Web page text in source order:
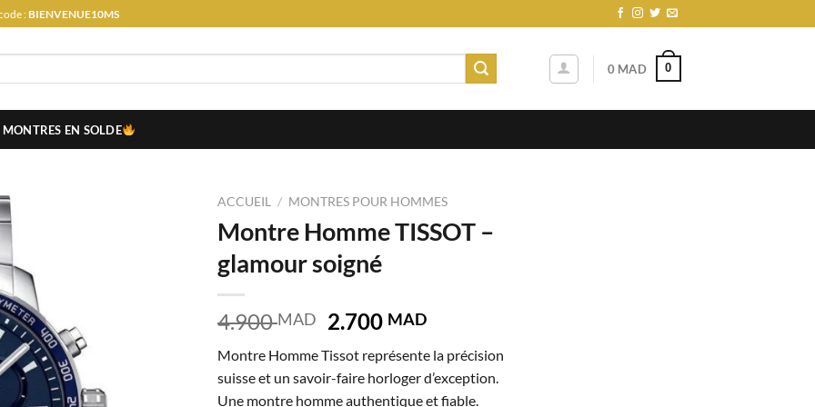
:BIENVENUE10MS
0 MAD 0
MONTRES EN SOLDE
ACCUEIL / MONTRES POUR HOMMES
Montre Homme TISSOT –
glamour soigné
4.900MAD
Le
initial
était :
2.700 MADLe
actuel
est :
Montre Homme Tissot représente la précision
suisse et un savoir-faire horloger d’exception.
Une montre homme authentique et fiable.